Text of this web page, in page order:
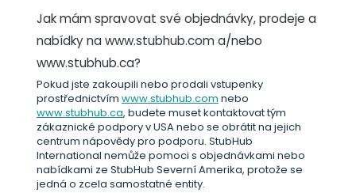
Jak mám spravovat své objednávky, prodeje a
nabídky na www.stubhub.com a/nebo
www.stubhub.ca?
Pokud jste zakoupili nebo prodali vstupenky
prostřednictvím www.stubhub.com nebo
www.stubhub.ca, budete muset kontaktovat tým
zákaznické podpory v USA nebo se obrátit na jejich
centrum nápovědy pro podporu. StubHub
International nemůže pomoci s objednávkami nebo
nabídkami ze StubHub Severní Amerika, protože se
jedná o zcela samostatné entity.